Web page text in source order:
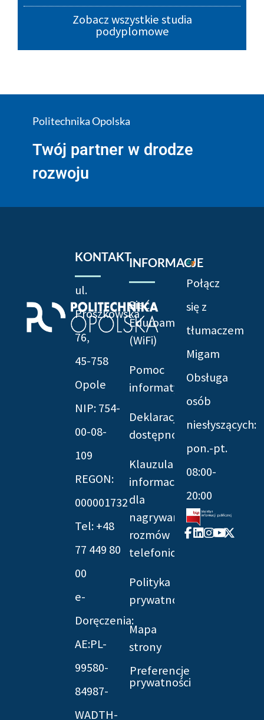
Zobacz wszystkie studia
podyplomowe
Politechnika Opolska
Twój partner w drodze
rozwoju
KONTAKT
ul.
Prószkowska
76,
45-758
Opole
NIP: 754-
00-08-
109
REGON:
000001732
Tel: +48
77 449 80
00
e-
Doręczenia:
AE:PL-
99580-
84987-
WADTH-
INFORMACJE
Sieć
Eduroam
(WiFi)
Pomoc
informatyczna
Deklaracja
dostępności
Klauzula
informacyjna
dla
nagrywania
rozmów
telefonicznych
Polityka
prywatności
Mapa
strony
Preferencje
prywatności
Połącz
się z
tłumaczem
Migam
Obsługa
osób
niesłyszących:
pon.-pt.
08:00-
20:00
Facebook-
f
Linkedin
Instagram
Youtube
X-
twitter